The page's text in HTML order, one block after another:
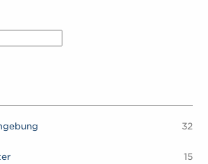
32
15